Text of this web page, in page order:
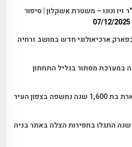
ונונו – משטרת אשקלון | סיפור
07/12/2025
ארכיאולוגי חדש במושב זרחיה
במערכת מסתור בגליל התחתון
שרידי אחוזה שומרונית מפוארת בת 1,600 שנה נחשפה בצפון העיר
פתילות קדומות בנות 4,000 שנה התגלו בחפירות הצלה באתר בניה